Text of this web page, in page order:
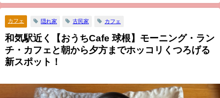
カフェ 隠れ家 古民家 カフェ
和気駅近く【おうちCafe 球根】モーニング・ラン
チ・カフェと朝から夕方までホッコリくつろげる
新スポット！